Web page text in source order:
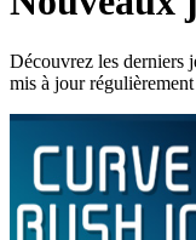
Découvrez les derniers
mis à jour